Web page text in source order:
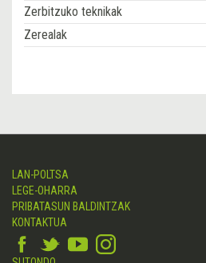
Zerbitzuko teknikak
Zerealak
LAN-POLTSA
LEGE-OHARRA
PRIBATASUN BALDINTZAK
KONTAKTUA